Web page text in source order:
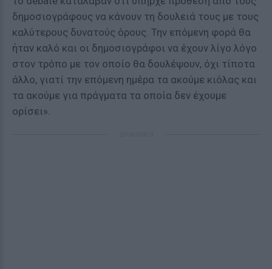
δημοσιογράφους να κάνουν τη δουλειά τους με τους
καλύτερους δυνατούς όρους. Την επόμενη φορά θα
ήταν καλό και οι δημοσιογράφοι να έχουν λίγο λόγο
στον τρόπο με τον οποίο θα δουλέψουν, όχι τίποτα
άλλο, γιατί την επόμενη ημέρα τα ακούμε κιόλας και
τα ακούμε για πράγματα τα οποία δεν έχουμε
ορίσει».